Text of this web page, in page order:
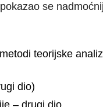
se
teorijske
dio)
– drugi dio